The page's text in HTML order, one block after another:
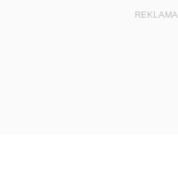
REKLAMA